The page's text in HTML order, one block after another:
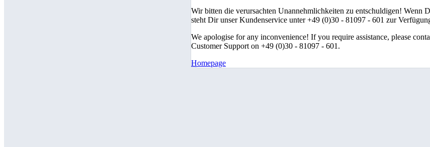
Wir bitten die verursachten Unannehmlichkeiten zu entschuldigen! Wenn
steht Dir unser Kundenservice unter +49 (0)30 - 81097 - 601 zur
We apologise for any inconvenience! If you require assistance, please
Customer Support on +49 (0)30 - 81097 - 601.
Homepage